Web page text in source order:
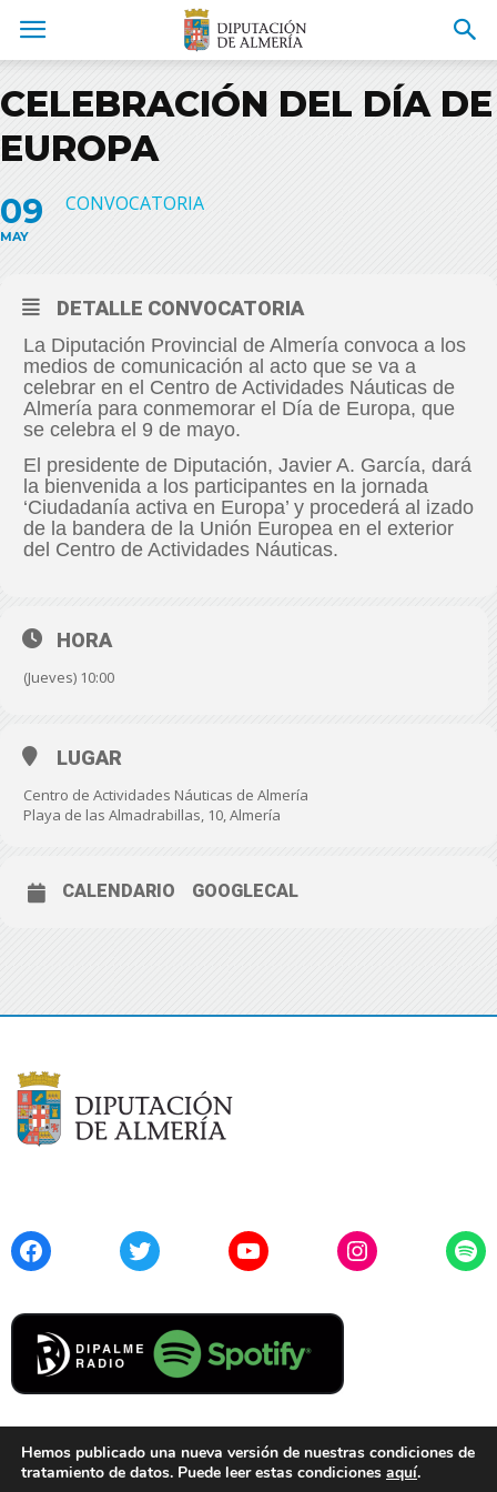
CELEBRACIÓN DEL DÍA DE
EUROPA
09
MAY
CONVOCATORIA
DETALLE CONVOCATORIA
La Diputación Provincial de Almería convoca a los
medios de comunicación al acto que se va a
celebrar en el Centro de Actividades Náuticas de
Almería para conmemorar el Día de Europa, que
se celebra el 9 de mayo.
El presidente de Diputación, Javier A. García, dará
la bienvenida a los participantes en la jornada
‘Ciudadanía activa en Europa’ y procederá al izado
de la bandera de la Unión Europea en el exterior
del Centro de Actividades Náuticas.
HORA
(Jueves) 10:00
LUGAR
Centro de Actividades Náuticas de Almería
Playa de las Almadrabillas, 10, Almería
CALENDARIO GOOGLECAL
FacebookTwitter YouTubeInstagram
Cookies
Hemos publicado una nueva versión de nuestras condiciones de
tratamiento de datos. Puede leer estas condiciones aquí.